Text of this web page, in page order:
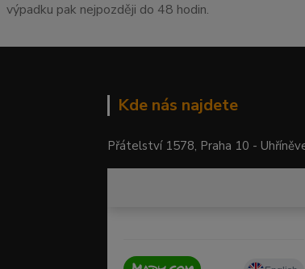
výpadku pak nejpozději do 48 hodin.
Kde nás najdete
Přátelství 1578, Praha 10 -